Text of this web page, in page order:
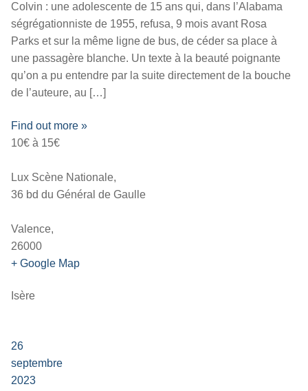
Colvin : une adolescente de 15 ans qui, dans l’Alabama
ségrégationniste de 1955, refusa, 9 mois avant Rosa
Parks et sur la même ligne de bus, de céder sa place à
une passagère blanche. Un texte à la beauté poignante
qu’on a pu entendre par la suite directement de la bouche
de l’auteure, au […]
Find out more »
10€ à 15€
Lux Scène Nationale,
36 bd du Général de Gaulle
Valence,
26000
+ Google Map
Isère
26
septembre
2023